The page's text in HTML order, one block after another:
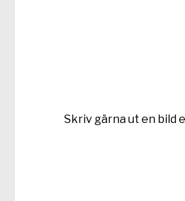
Skriv gärna ut en bild